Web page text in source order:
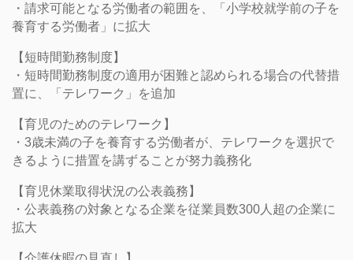
・請求可能となる労働者の範囲を、「小学校就学前の子を
養育する労働者」に拡大
【短時間勤務制度】
・短時間勤務制度の適用が困難と認められる場合の代替措
置に、「テレワーク」を追加
【育児のためのテレワーク】
・3歳未満の子を養育する労働者が、テレワークを選択で
きるように措置を講ずることが努力義務化
【育児休業取得状況の公表義務】
・公表義務の対象となる企業を従業員数300人超の企業に
拡大